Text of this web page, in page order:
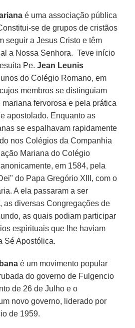
é uma associação pública
se de grupos de cristãos
seguir a Jesus Cristo e têm
a Nossa Senhora. Teve início
Pe.Jean Leunis
do Colégio Romano, em
membros se distinguiam
fervorosa e pela prática
apostolado. Enquanto as
se espalhavam rapidamente
nos Colégios da Companhia
Mariana do Colégio
em 1584, pela
do Papa Gregório XIII, com o
A ela passaram a ser
as diversas Congregações de
as quais podiam participar
espirituais que lhe haviam
Sé Apostólica.
é um movimento popular
do governo de Fulgencio
de 26 de Julho e o
novo governo, liderado por
de 1959.